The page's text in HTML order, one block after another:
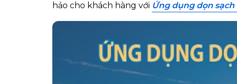
hảo cho khách hàng với Ứng dụng dọn